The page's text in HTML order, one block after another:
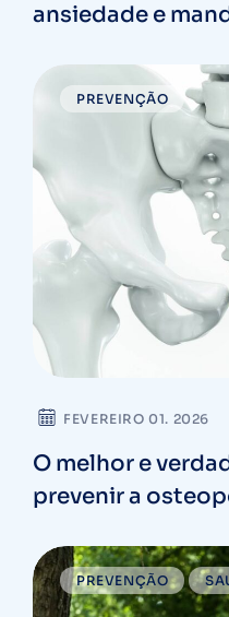
ansiedade e
PREVENÇÃO
FEVEREIRO 01. 2026
O melhor e
prevenir a
PREVENÇÃO